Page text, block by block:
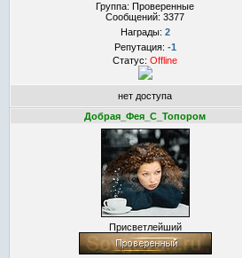
Группа: Проверенные
Сообщений: 3377
Награды: 2
Репутация: -1
Статус: Offline
нет доступа
Добрая_Фея_С_Топором
Присветлейший